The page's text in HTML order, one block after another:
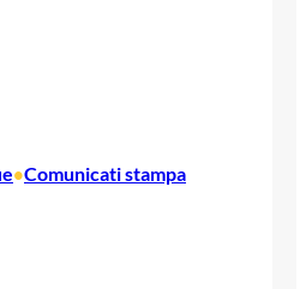
•Comunicati stampa